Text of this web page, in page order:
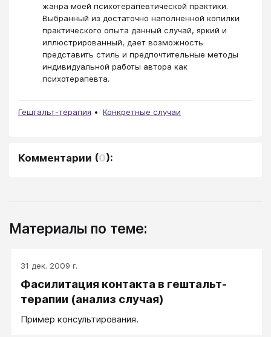
жанра моей психотерапевтической практики.
Выбранный из достаточно наполненной копилки
практического опыта данный случай, яркий и
иллюстрированный, дает возможность
представить стиль и предпочтительные методы
индивидуальной работы автора как
психотерапевта.
Гештальт-терапия Конкретные случаи
Комментарии (0):
Материалы по теме:
31 дек. 2009 г.
Фасилитация контакта в гештальт-
терапии (анализ случая)
Пример консультирования.